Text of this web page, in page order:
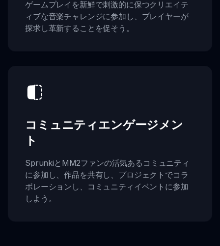
ゲームプレイを新鮮で刺激的に保つクリエイテ
ィブな音楽チャレンジに参加し、プレイヤーが
探求し革新することを促そう。
コミュニティエンゲージメン
ト
SprunkiとMM2ファンの活気あるコミュニティ
に参加し、作品を共有し、プロジェクトでコラ
ボレーションし、コミュニティイベントに参加
しよう。